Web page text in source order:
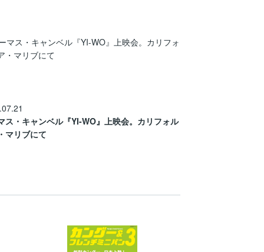
ス・キャンベル『YI-WO』上映会。カリフォル
マリブにて